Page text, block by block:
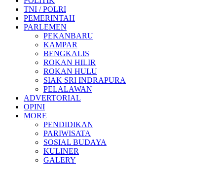
TNI / POLRI
PEMERINTAH
PARLEMEN
PEKANBARU
KAMPAR
BENGKALIS
ROKAN HILIR
ROKAN HULU
SIAK SRI INDRAPURA
PELALAWAN
ADVERTORIAL
OPINI
MORE
PENDIDIKAN
PARIWISATA
SOSIAL BUDAYA
KULINER
GALERY